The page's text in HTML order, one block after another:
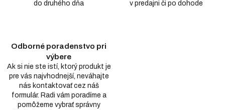
do druhého dňa v predajni či po dohode
Odborné poradenstvo pri
výbere
Ak si nie ste istí, ktorý produkt je
pre vás najvhodnejší, neváhajte
nás kontaktovať cez náš
formulár. Radi vám poradíme a
pomôžeme vybrať správny